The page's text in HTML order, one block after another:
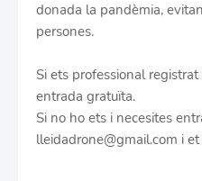
donada la pandèmia,
persones.
Si ets professional registrat
entrada gratuïta.
Si no ho ets i necesites
lleidadrone@gmail.com i